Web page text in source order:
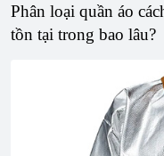
Phân loại quần áo
tồn tại trong bao lâu?